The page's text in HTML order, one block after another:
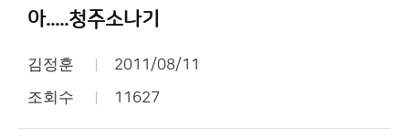
아.....청주소나기
김정훈 2011/08/11
조회수 11627